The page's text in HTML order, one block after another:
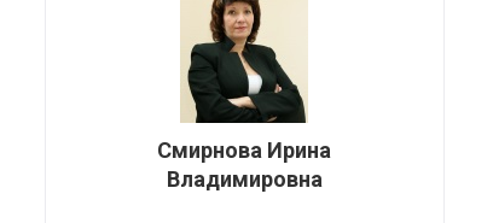
Смирнова Ирина
Владимировна